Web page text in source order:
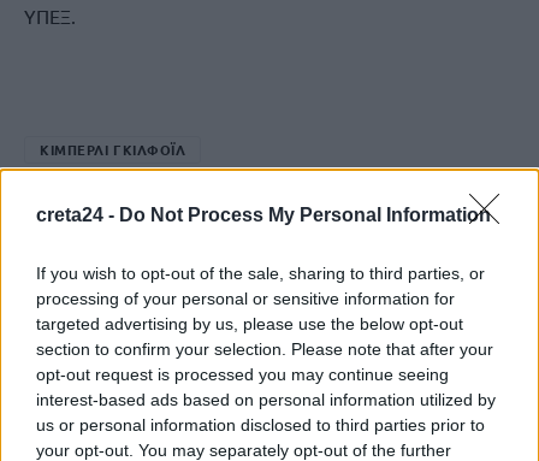
creta24 - Do Not Process My Personal Information
If you wish to opt-out of the sale, sharing to third parties, or
processing of your personal or sensitive information for
targeted advertising by us, please use the below opt-out
section to confirm your selection. Please note that after your
opt-out request is processed you may continue seeing
interest-based ads based on personal information utilized by
us or personal information disclosed to third parties prior to
your opt-out. You may separately opt-out of the further
ΥΠΕΞ.
ΚΙΜΠΕΡΛΙ ΓΚΙΛΦΟΪΛ
Κωνσταντοπούλου για
παραίτηση Καραναστάση:
Αφήνει ανεκτίμητη
παρακαταθήκη στην Πλεύση
Ελευθερίας
19 Νοεμβρίου, 2025